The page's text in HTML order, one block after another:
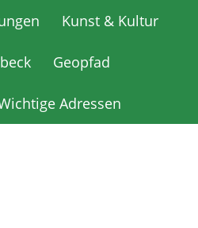
Kunst & Kultur
Geopfad
Adressen
Kunst & Kultur
Geopfad
Adressen